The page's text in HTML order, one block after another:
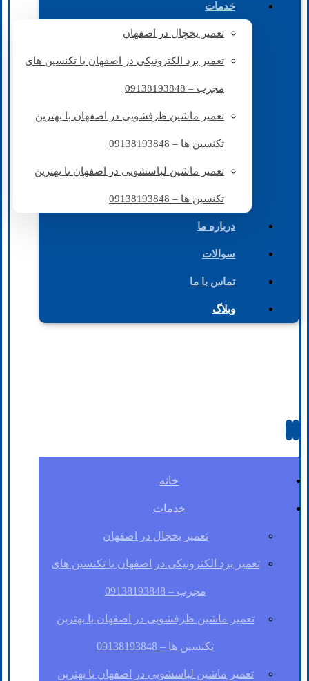
خدمات
تعمیر یخچال در اصفهان
تعمیر برد الکترونیکی در اصفهان با تکنسین های
مجرب – 09138193848
تعمیر ماشین ظرفشویی در اصفهان با بهترین
تکنسین ها – 09138193848
تعمیر ماشین لباسشویی در اصفهان با بهترین
تکنسین ها – 09138193848
درباره ما
سوالات
تماس با ما
وبلاگ
خانه
خدمات
تعمیر یخچال در اصفهان
تعمیر برد الکترونیکی در اصفهان با تکنسین های
مجرب – 09138193848
تعمیر ماشین ظرفشویی در اصفهان با بهترین
تکنسین ها – 09138193848
تعمیر ماشین لباسشویی در اصفهان با بهترین